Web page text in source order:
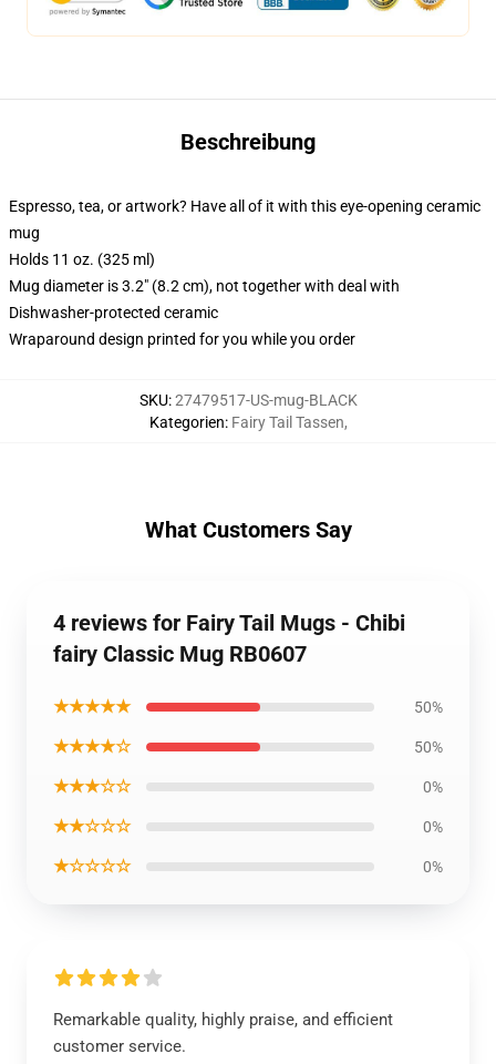
Beschreibung
Espresso, tea, or artwork? Have all of it with this eye-opening ceramic
mug
Holds 11 oz. (325 ml)
Mug diameter is 3.2" (8.2 cm), not together with deal with
Dishwasher-protected ceramic
Wraparound design printed for you while you order
SKU:27479517-US-mug-BLACK
Kategorien: Fairy Tail Tassen,
What Customers Say
4 reviews for Fairy Tail Mugs - Chibi
fairy Classic Mug RB0607
★★★★★ 50%
★★★★☆ 50%
★★★☆☆ 0%
★★☆☆☆ 0%
★☆☆☆☆ 0%
Remarkable quality, highly praise, and efficient
customer service.